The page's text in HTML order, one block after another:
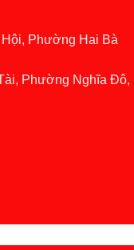
Phường Hai Bà
Phường Nghĩa Đô,